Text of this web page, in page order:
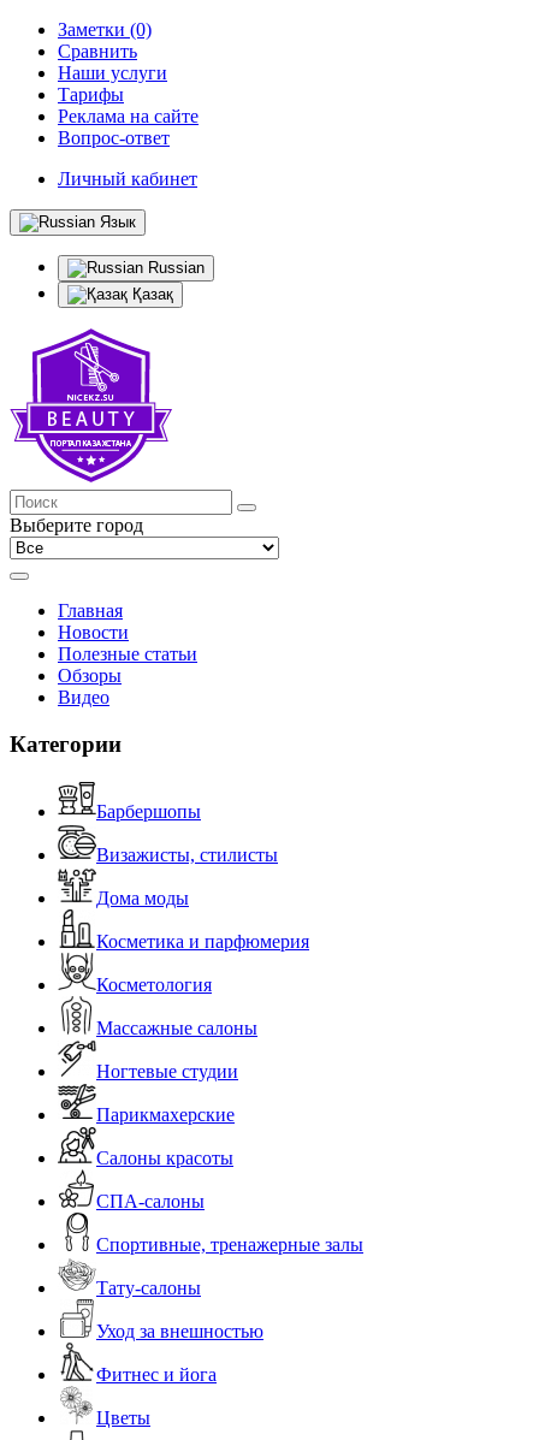
Заметки (0)
Сравнить
Наши услуги
Тарифы
Реклама на сайте
Вопрос-ответ
Личный кабинет
Язык
Russian
Қазақ
Выберите город
Главная
Новости
Полезные статьи
Обзоры
Видео
Категории
Барбершопы
Визажисты, стилисты
Дома моды
Косметика и парфюмерия
Косметология
Массажные салоны
Ногтевые студии
Парикмахерские
Салоны красоты
СПА-салоны
Спортивные, тренажерные залы
Тату-салоны
Уход за внешностью
Фитнес и йога
Цветы